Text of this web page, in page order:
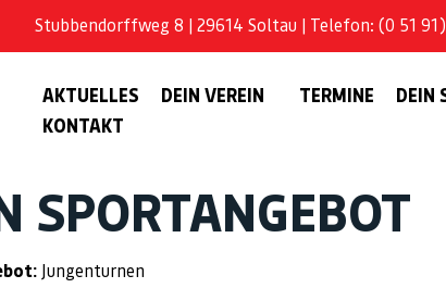
Stubbendorffweg 8 | 29614 Soltau | Telefon: (0 51
AKTUELLES DEIN VEREIN TERMINE DEIN
KONTAKT
SPORTANGEBOT
Jungenturnen